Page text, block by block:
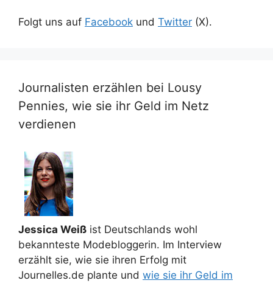
Folgt uns auf Facebook und Twitter (X).
Journalisten erzählen bei Lousy
Pennies, wie sie ihr Geld im Netz
verdienen
Jessica Weiß ist Deutschlands wohl
bekannteste Modebloggerin. Im Interview
erzählt sie, wie sie ihren Erfolg mit
Journelles.de plante und wie sie ihr Geld im